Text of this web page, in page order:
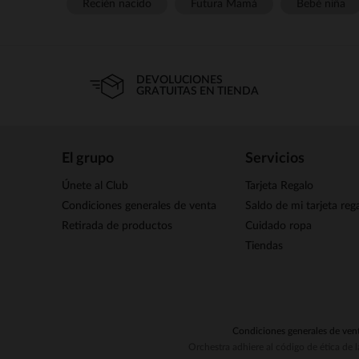
DEVOLUCIONES
GRATUITAS EN TIENDA
El grupo
Únete al Club
Condiciones generales de venta
Retirada de productos
Servicios
Tarjeta Regalo
Saldo de mi tarjeta
Cuidado ropa
Tiendas
Condiciones generales de